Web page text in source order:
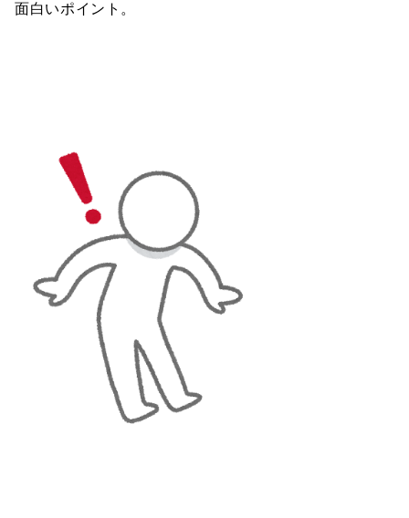
面白いポイント。